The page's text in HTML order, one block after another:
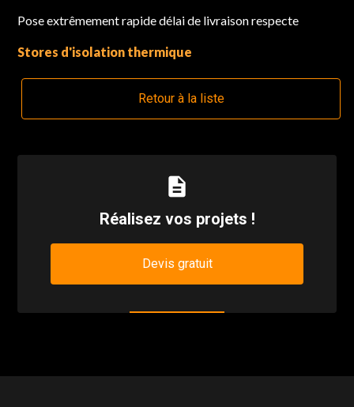
Pose extrêmement rapide délai de livraison respecte
Stores d'isolation thermique
Retour à la liste
description
Réalisez vos projets !
Devis gratuit